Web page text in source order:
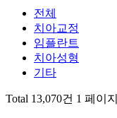
전체
치아교정
임플란트
치아성형
기타
Total 13,070건 1 페이지